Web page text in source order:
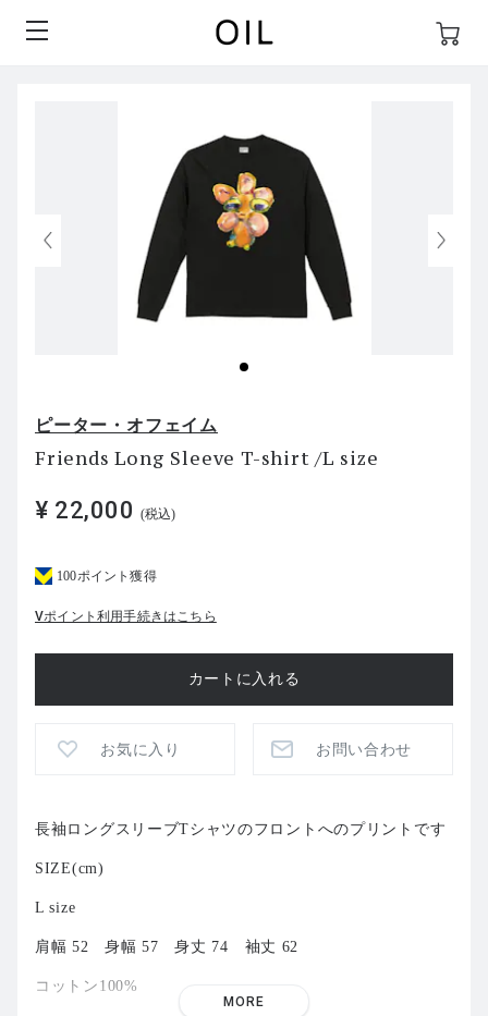
ピーター・オフェイム
Friends Long Sleeve T-shirt /L size
¥ 22,000 (税込)
100ポイント獲得
Vポイント利用手続きはこちら
お気に入り お問い合わせ
長袖ロングスリーブTシャツのフロントへのプリントです
SIZE(cm)
L size
肩幅 52 身幅 57 身丈 74 袖丈 62
コットン100%
MORE